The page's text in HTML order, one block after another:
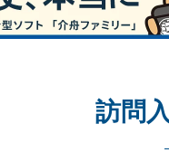
訪問